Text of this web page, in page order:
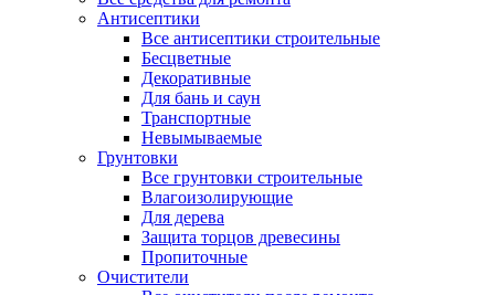
Антисептики
Все антисептики строительные
Бесцветные
Декоративные
Для бань и саун
Транспортные
Невымываемые
Грунтовки
Все грунтовки строительные
Влагоизолирующие
Для дерева
Защита торцов древесины
Пропиточные
Очистители